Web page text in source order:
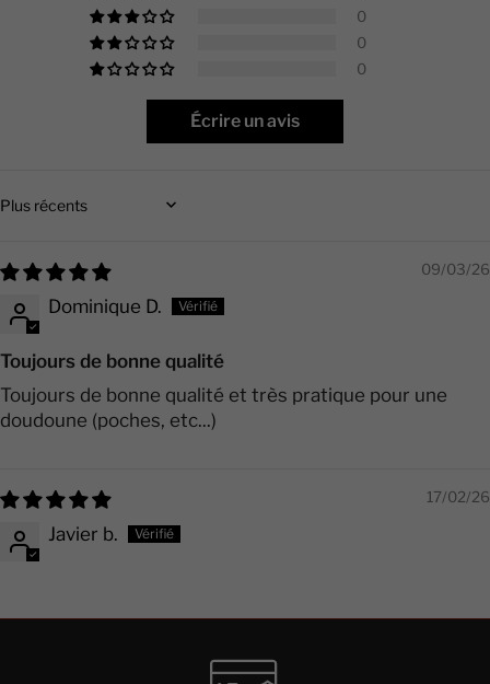
0
0
0
Écrire un avis
Sort by
09/03/26
Dominique D.
Toujours de bonne qualité
Toujours de bonne qualité et très pratique pour une
doudoune (poches, etc...)
17/02/26
Javier b.